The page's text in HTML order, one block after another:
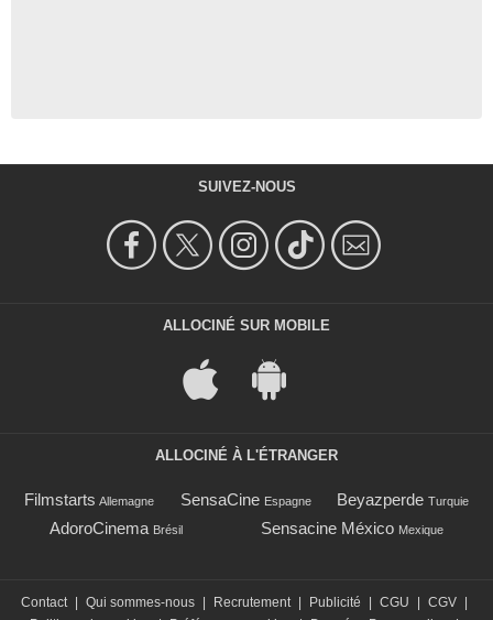
SUIVEZ-NOUS
ALLOCINÉ SUR MOBILE
ALLOCINÉ À L'ÉTRANGER
Filmstarts Allemagne SensaCine Espagne Beyazperde Turquie
AdoroCinema Brésil Sensacine México Mexique
Contact Qui sommes-nous Recrutement Publicité CGU CGV